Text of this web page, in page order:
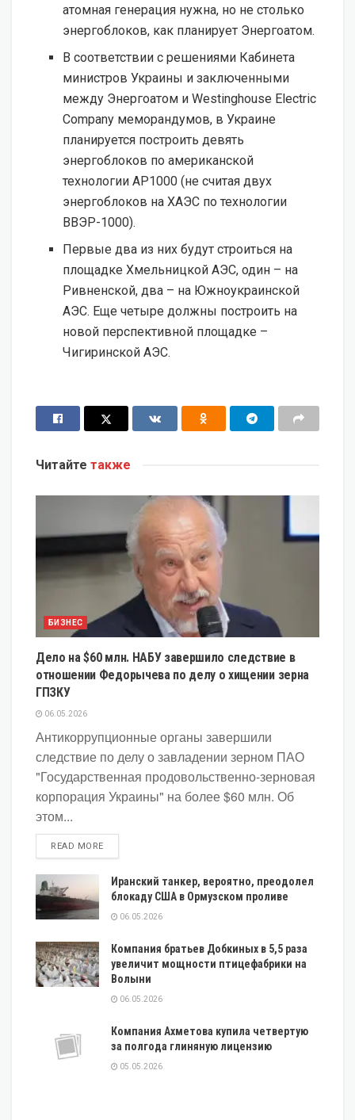
атомная генерация нужна, но не столько
энергоблоков, как планирует Энергоатом.
В соответствии с решениями Кабинета
министров Украины и заключенными
между Энергоатом и Westinghouse Electric
Company меморандумов, в Украине
планируется построить девять
энергоблоков по американской
технологии АР1000 (не считая двух
энергоблоков на ХАЭС по технологии
ВВЭР-1000).
Первые два из них будут строиться на
площадке Хмельницкой АЭС, один – на
Ривненской, два – на Южноукраинской
АЭС. Еще четыре должны построить на
новой перспективной площадке –
Чигиринской АЭС.
Читайте также
БИЗНЕС
Дело на $60 млн. НАБУ завершило следствие в
отношении Федорычева по делу о хищении зерна
ГПЗКУ
06.05.2026
Антикоррупционные органы завершили
следствие по делу о завладении зерном ПАО
"Государственная продовольственно-зерновая
корпорация Украины" на более $60 млн. Об
этом...
READ MOREDETAILS
Иранский танкер, вероятно, преодолел
блокаду США в Ормузском проливе
06.05.2026
Компания братьев Добкиных в 5,5 раза
увеличит мощности птицефабрики на
Волыни
06.05.2026
Компания Ахметова купила четвертую
за полгода глиняную лицензию
05.05.2026